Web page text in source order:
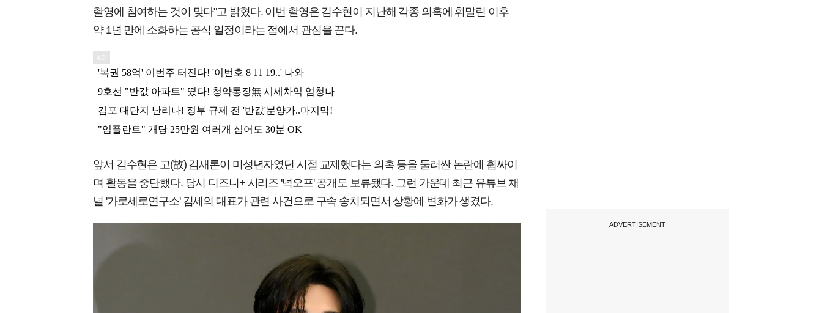
촬영에 참여하는 것이 맞다"고 밝혔다. 이번 촬영은 김수현이 지난해 각종 의혹에 휘말린 이후
약 1년 만에 소화하는 공식 일정이라는 점에서 관심을 끈다.
앞서 김수현은 고(故) 김새론이 미성년자였던 시절 교제했다는 의혹 등을 둘러싼 논란에 휩싸이
며 활동을 중단했다. 당시 디즈니+ 시리즈 '넉오프' 공개도 보류됐다. 그런 가운데 최근 유튜브 채
널 '가로세로연구소' 김세의 대표가 관련 사건으로 구속 송치되면서 상황에 변화가 생겼다.
ADVERTISEMENT